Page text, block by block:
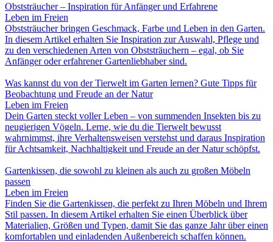
Obststräucher – Inspiration für Anfänger und Erfahrene
Leben im Freien
Obststräucher bringen Geschmack, Farbe und Leben in den Garten.
In diesem Artikel erhalten Sie Inspiration zur Auswahl, Pflege und
zu den verschiedenen Arten von Obststräuchern – egal, ob Sie
Anfänger oder erfahrener Gartenliebhaber sind.
Was kannst du von der Tierwelt im Garten lernen? Gute Tipps für
Beobachtung und Freude an der Natur
Leben im Freien
Dein Garten steckt voller Leben – von summenden Insekten bis zu
neugierigen Vögeln. Lerne, wie du die Tierwelt bewusst
wahrnimmst, ihre Verhaltensweisen verstehst und daraus Inspiration
für Achtsamkeit, Nachhaltigkeit und Freude an der Natur schöpfst.
Gartenkissen, die sowohl zu kleinen als auch zu großen Möbeln
passen
Leben im Freien
Finden Sie die Gartenkissen, die perfekt zu Ihren Möbeln und Ihrem
Stil passen. In diesem Artikel erhalten Sie einen Überblick über
Materialien, Größen und Typen, damit Sie das ganze Jahr über einen
komfortablen und einladenden Außenbereich schaffen können.